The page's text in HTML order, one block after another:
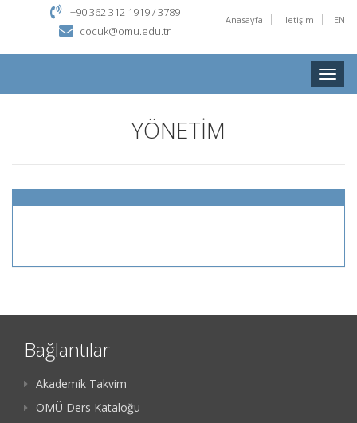
Anasayfa İletişim EN
+90 362 312 1919 / 3789
cocuk@omu.edu.tr
Toggle
YÖNETİM
Bağlantılar
Akademik Takvim
OMÜ Ders Kataloğu